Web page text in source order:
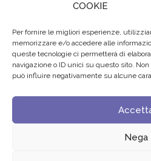
COOKIE
Per fornire le migliori esperienze,
memorizzare e/o accedere alle
queste tecnologie ci permetterà di
navigazione o ID unici su questo sito.
può influire negativamente su alcune
Nega
secsolutionforum 2026: è
Padre Benanti: «Intelligenza
algoritmi del potere serve una
Edvance – Digital Education